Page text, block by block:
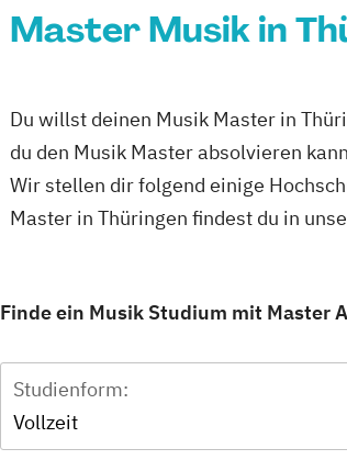
Master Musik in
Du willst deinen Musik Master in
du den Musik Master absolvieren
Wir stellen dir folgend einige
Master in Thüringen findest du in
Finde ein Musik Studium mit Master
Studienform:
Vollzeit